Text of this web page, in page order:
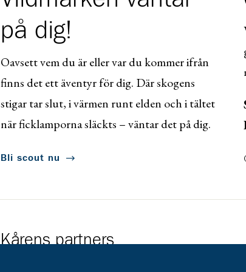
på dig!
Oavsett vem du är eller var du kommer ifrån
finns det ett äventyr för dig. Där skogens
stigar tar slut, i värmen runt elden och i tältet
när ficklamporna släckts – väntar det på dig.
Bli scout nu
Kårens partners